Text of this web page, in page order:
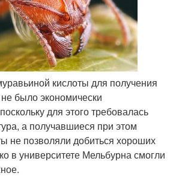
кислоты для получения
было экономически
для этого требовалась
а получавшиеся при этом
не позволяли добиться хороших
в университете Мельбурна смогли